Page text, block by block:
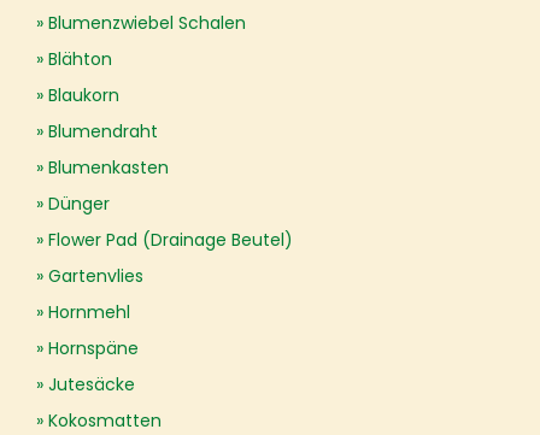
Blumenzwiebel Schalen
Blähton
Blaukorn
Blumendraht
Blumenkasten
Dünger
Flower Pad (Drainage Beutel)
Gartenvlies
Hornmehl
Hornspäne
Jutesäcke
Kokosmatten